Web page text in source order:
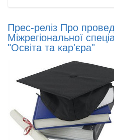
Прес-реліз Про
Міжрегіональної
"Освіта та кар'єра"